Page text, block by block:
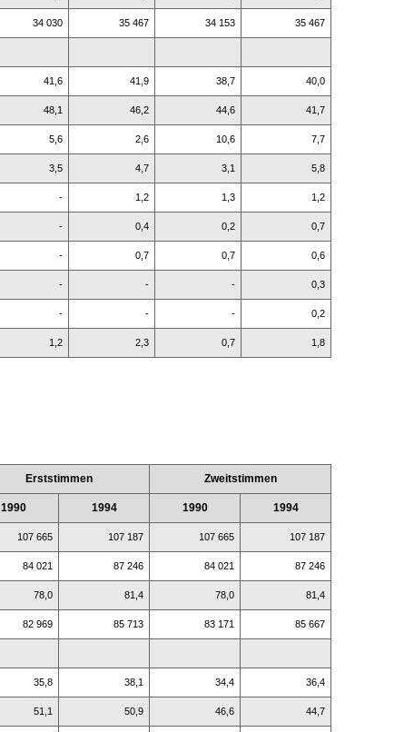
34 030 35 467 34 153 35 467
41,6 41,9 38,7 40,0
48,1 46,2 44,6 41,7
5,6 2,6 10,6 7,7
3,5 4,7 3,1 5,8
- 1,2 1,3 1,2
- 0,4 0,2 0,7
- 0,7 0,7 0,6
- - - 0,3
- - - 0,2
1,2 2,3 0,7 1,8
Erststimmen Zweitstimmen
1990 1994 1990 1994
107 665 107 187 107 665 107 187
84 021 87 246 84 021 87 246
78,0 81,4 78,0 81,4
82 969 85 713 83 171 85 667
35,8 38,1 34,4 36,4
51,1 50,9 46,6 44,7